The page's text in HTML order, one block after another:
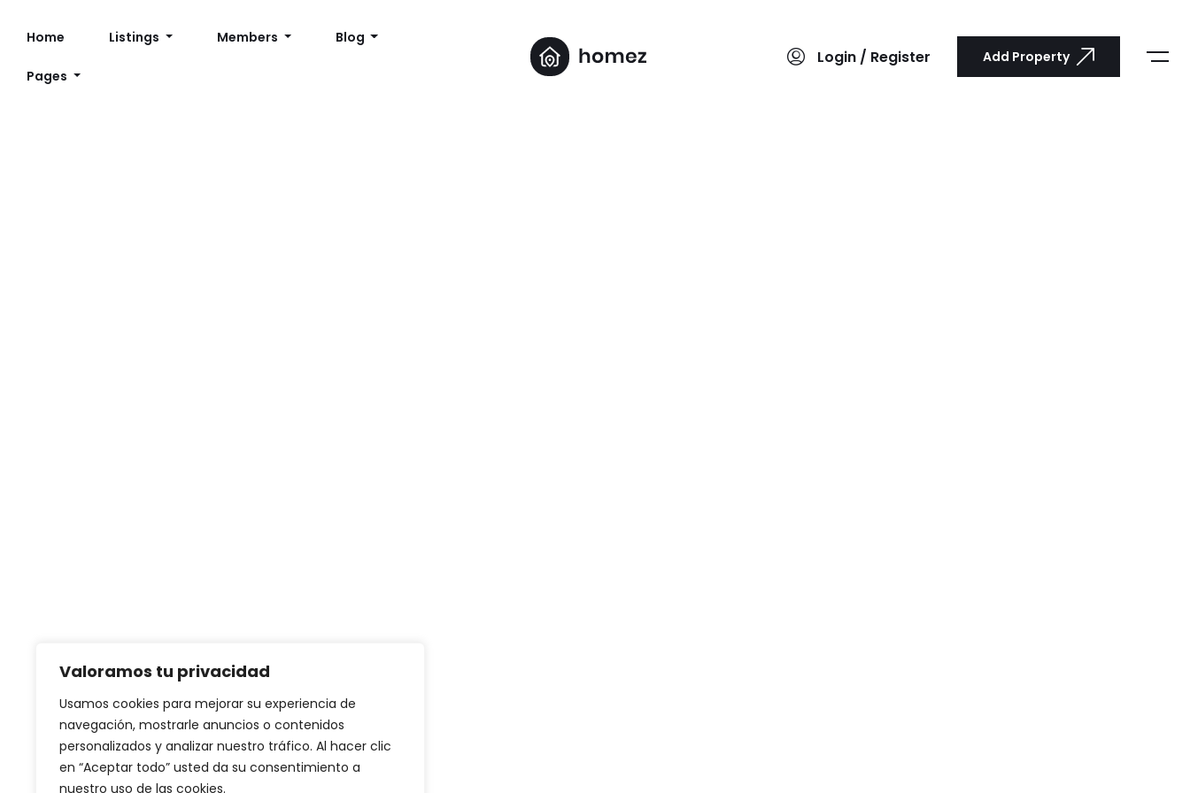
Valoramos tu privacidad
Usamos cookies para mejorar su experiencia de
navegación, mostrarle anuncios o contenidos
personalizados y analizar nuestro tráfico. Al hacer clic
en “Aceptar todo” usted da su consentimiento a
nuestro uso de las cookies.
Home Listings Members Blog
Pages
Login / Register Add Property